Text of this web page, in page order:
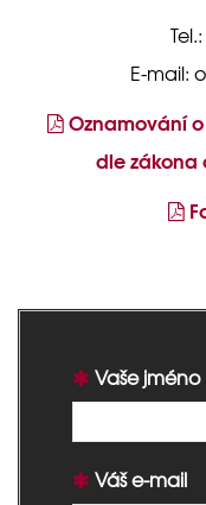
E-mail:
Oznamování
dle zákona
Vaše jméno
Váš e-mail